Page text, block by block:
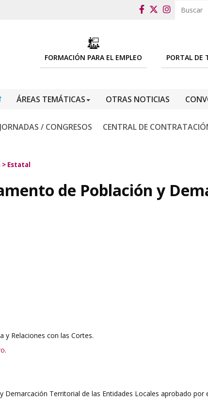
PORTAL DE
FORMACIÓN PARA EL EMPLEO
ÁREAS TEMÁTICAS OTRAS NOTICIAS
JORNADAS / CONGRESOS CENTRAL DE
> Estatal
de Población y
y Relaciones con las Cortes.
.
Demarcación Territorial de las Entidades Locales aprobado por